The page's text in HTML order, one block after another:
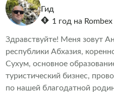
организаторами. Делаем
клиенты остались
Гид
1 год на Rombex
Здравствуйте! Меня зовут
республики Абхазия,
Сухум, основное
туристический бизнес,
по нашей благодатной